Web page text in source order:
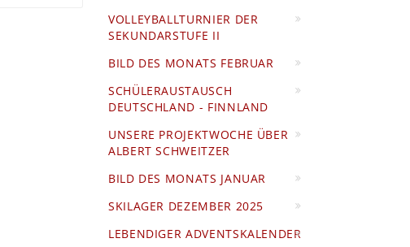
VOLLEYBALLTURNIER DER
SEKUNDARSTUFE II
BILD DES MONATS FEBRUAR
SCHÜLERAUSTAUSCH
DEUTSCHLAND - FINNLAND
UNSERE PROJEKTWOCHE ÜBER
ALBERT SCHWEITZER
BILD DES MONATS JANUAR
SKILAGER DEZEMBER 2025
LEBENDIGER ADVENTSKALENDER